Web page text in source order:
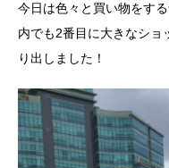
今日は色々と買い物をす
内でも2番目に大きなショ
り出しました！